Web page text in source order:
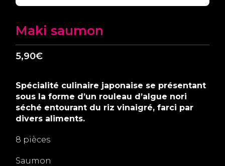
Maki saumon
5,90€
Spécialité culinaire japonaise se présentant
sous la forme d’un rouleau d’algue nori
séché entourant du riz vinaigré, farci par
divers aliments.
8 pièces
Saumon